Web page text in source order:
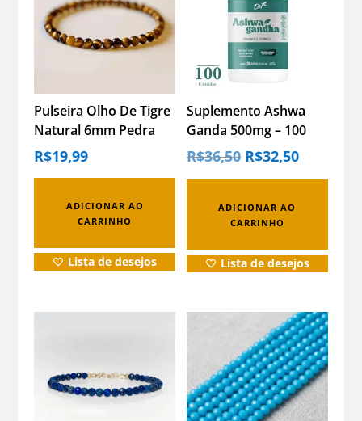
Pulseira Olho De Tigre
Natural 6mm Pedra
Proteção Unissex
R$19,99
ADICIONAR AO
CARRINHO
Lista de desejos
Suplemento Ashwa
Ganda 500mg – 100
Capsulas
R$36,50 O
PREÇO
ERA:
R$32,50OPREÇO
É:
ADICIONAR AO
CARRINHO
Lista de desejos